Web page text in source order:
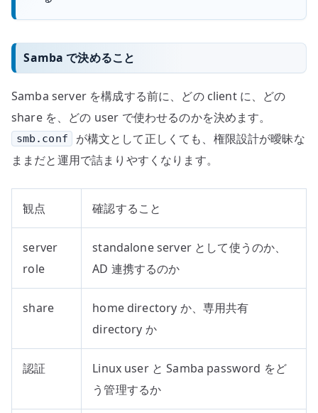
Samba で決めること
Samba server を構成する前に、どの client に、どの
share を、どの user で使わせるのかを決めます。
smb.conf
が構文として正しくても、権限設計が曖昧な
ままだと運用で詰まりやすくなります。
観点 確認すること
server
role
standalone server として使うのか、
AD 連携するのか
share
home directory か、専用共有
directory か
認証
Linux user と Samba password をど
う管理するか